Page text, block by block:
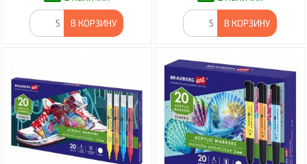
В КОРЗИНУ В КОРЗИНУ